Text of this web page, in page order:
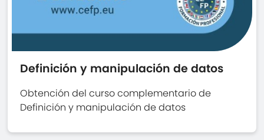
Definición y manipulación de datos
Obtención del curso complementario de
Definición y manipulación de datos